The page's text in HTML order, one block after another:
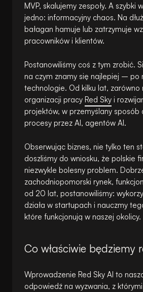
MVP, skalujemy zespoły. A szybki
jedno: informacyjny chaos. Na
bałagan hamuje lub zatrzymuje
pracowników i klientów.
Postanowiliśmy coś z tym zrobić.
na czym znamy się najlepiej – po
technologie. Od kilku lat, zarówno
organizacji pracy Red Sky i
projektów, w przemyślany sposób
procesy przez AI, agentów AI.
Obserwując biznes, nie tylko ten
doszliśmy do wniosku, że polskie
niezwykle bolesny problem.
zachodniopomorski rynek,
od 20 lat, postanowiliśmy:
działa w startupach i nauczmy
które funkcjonują w naszej okolicy.
Co właściwie będziemy
Wprowadzenie Red Sky AI to
odpowiedź na wyzwania, z